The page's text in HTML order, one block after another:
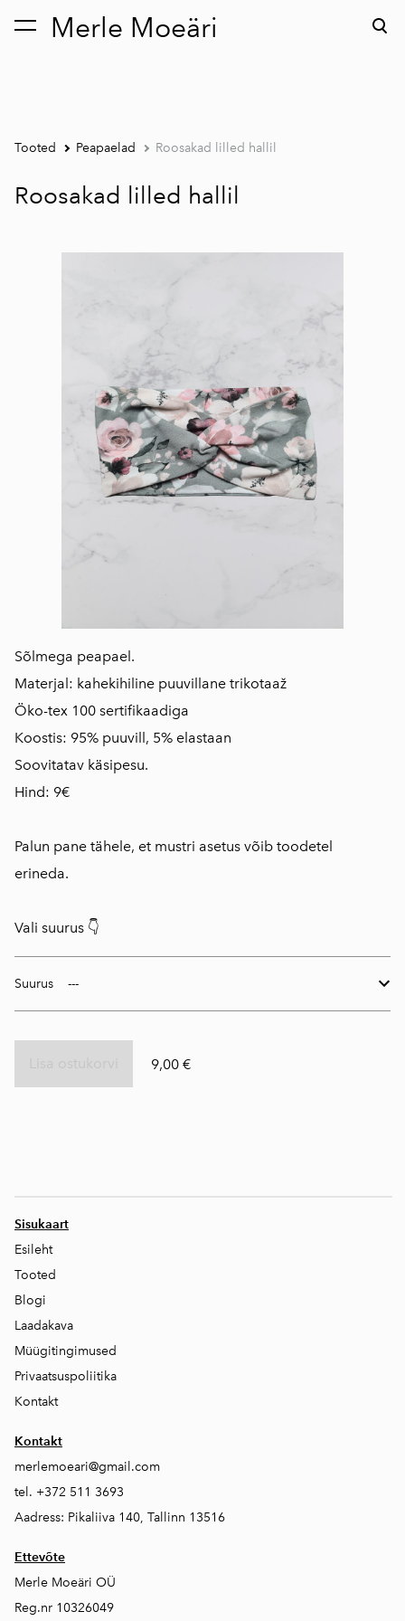
Merle Moeäri
lisati ostukorvi. Vaata ostukorvi
Tooted Peapaelad Roosakad lilled hallil
Roosakad lilled hallil
Sõlmega peapael.
Materjal: kahekihiline puuvillane trikotaaž
Öko-tex 100 sertifikaadiga
Koostis: 95% puuvill, 5% elastaan
Soovitatav käsipesu.
Hind: 9€
Palun pane tähele, et mustri asetus võib toodetel
erineda.
Vali suurus 👇
Suurus
9,00 €
Sisukaart
Esileht
Tooted
Blogi
Laadakava
Müügitingimused
Privaatsuspoliitika
Kontakt
Kontakt
merlemoeari@gmail.com
tel. +372 511 3693
Aadress: Pikaliiva 140, Tallinn 13516
Ettevõte
Merle Moeäri OÜ
Reg.nr 10326049